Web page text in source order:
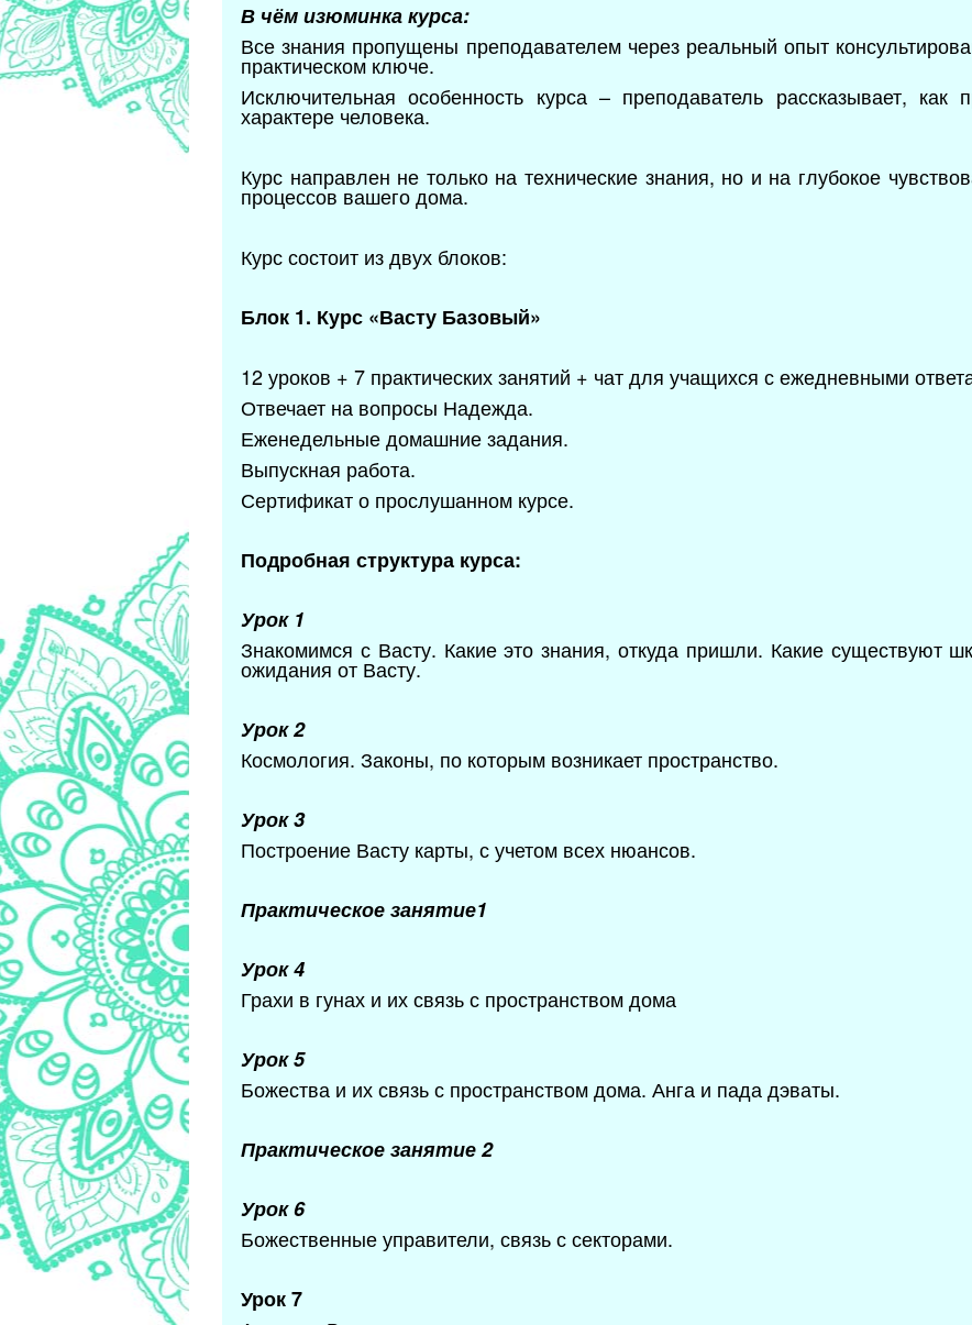
В чём изюминка курса:
Все знания пропущены преподавателем через реальный опыт
практическом ключе.
Исключительная особенность курса – преподаватель рассказывает, как
характере человека.
Курс направлен не только на технические знания, но и на глубокое
процессов вашего дома.
Курс состоит из двух блоков:
Блок 1. Курс «Васту Базовый»
12 уроков + 7 практических занятий + чат для учащихся с ежедневными
Отвечает на вопросы Надежда.
Еженедельные домашние задания.
Выпускная работа.
Сертификат о прослушанном курсе.
Подробная структура курса:
Урок 1
Знакомимся с Васту. Какие это знания, откуда пришли. Какие существуют
ожидания от Васту.
Урок 2
Космология. Законы, по которым возникает пространство.
Урок 3
Построение Васту карты, с учетом всех нюансов.
Практическое занятие1
Урок 4
Грахи в гунах и их связь с пространством дома
Урок 5
Божества и их связь с пространством дома. Анга и пада дэваты.
Практическое занятие 2
Урок 6
Божественные управители, связь с секторами.
Урок 7